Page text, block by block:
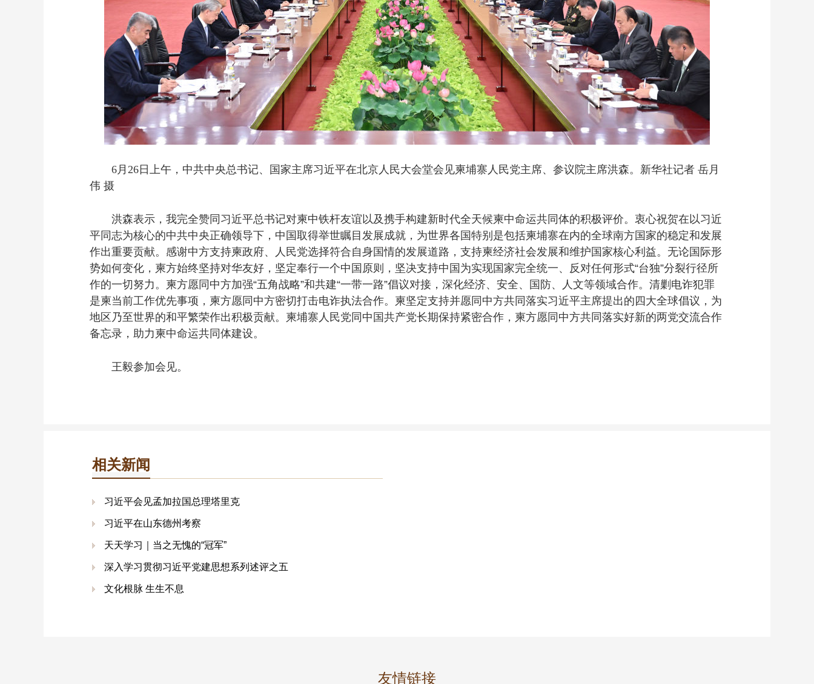
6月26日上午，中共中央总书记、国家主席习近平在北京人民大会堂会见柬埔寨人民党主席、参议院主席洪森。新华社记者 岳月
伟 摄
洪森表示，我完全赞同习近平总书记对柬中铁杆友谊以及携手构建新时代全天候柬中命运共同体的积极评价。衷心祝贺在以习近
平同志为核心的中共中央正确领导下，中国取得举世瞩目发展成就，为世界各国特别是包括柬埔寨在内的全球南方国家的稳定和发展
作出重要贡献。感谢中方支持柬政府、人民党选择符合自身国情的发展道路，支持柬经济社会发展和维护国家核心利益。无论国际形
势如何变化，柬方始终坚持对华友好，坚定奉行一个中国原则，坚决支持中国为实现国家完全统一、反对任何形式“台独”分裂行径所
作的一切努力。柬方愿同中方加强“五角战略”和共建“一带一路”倡议对接，深化经济、安全、国防、人文等领域合作。清剿电诈犯罪
是柬当前工作优先事项，柬方愿同中方密切打击电诈执法合作。柬坚定支持并愿同中方共同落实习近平主席提出的四大全球倡议，为
地区乃至世界的和平繁荣作出积极贡献。柬埔寨人民党同中国共产党长期保持紧密合作，柬方愿同中方共同落实好新的两党交流合作
备忘录，助力柬中命运共同体建设。
王毅参加会见。
相关新闻
习近平会见孟加拉国总理塔里克
习近平在山东德州考察
天天学习｜当之无愧的“冠军”
深入学习贯彻习近平党建思想系列述评之五
文化根脉 生生不息
友情链接